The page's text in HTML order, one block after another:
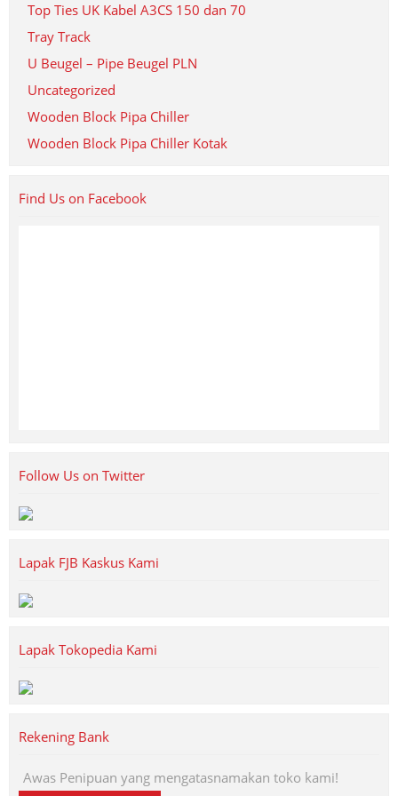
Top Ties UK Kabel A3CS 150 dan 70
Tray Track
U Beugel – Pipe Beugel PLN
Uncategorized
Wooden Block Pipa Chiller
Wooden Block Pipa Chiller Kotak
Find Us on Facebook
Follow Us on Twitter
Lapak FJB Kaskus Kami
Lapak Tokopedia Kami
Rekening Bank
Awas Penipuan yang mengatasnamakan toko kami!